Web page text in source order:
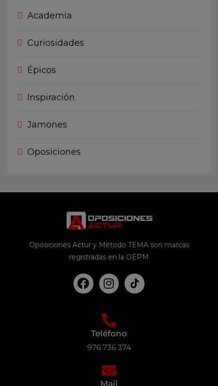
Academia
Curiosidades
Épicos
Inspiración
Jamones
Oposiciones
Oposiciones Actur y Método TEMA son marcas
registradas en la OEPM
Teléfono
976 736 374
Mail